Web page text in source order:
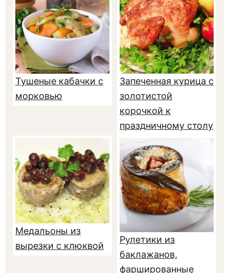
Тушеные кабачки с
морковью
Запеченная курица с
золотистой
корочкой к
праздничному столу
Медальоны из
вырезки с клюквой
Рулетики из
баклажанов,
фаршированные